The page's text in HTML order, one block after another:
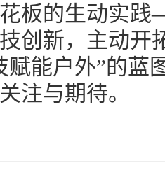
板的生动实
创新，主动开
赋能户外”的蓝
注与期待。